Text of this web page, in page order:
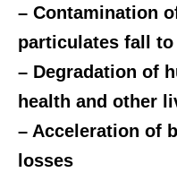
– Contamination
particulates fall to
– Degradation of
health and other
– Acceleration of
losses